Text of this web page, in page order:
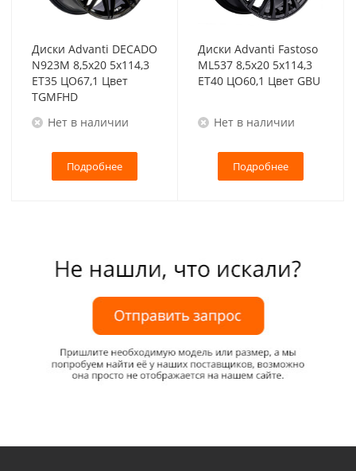
Диски Advanti DECADO
N923M 8,5x20 5x114,3
ET35 ЦО67,1 Цвет
TGMFHD
Нет в наличии
Подробнее
Диски Advanti Fastoso
ML537 8,5x20 5x114,3
ET40 ЦО60,1 Цвет GBU
Нет в наличии
Подробнее